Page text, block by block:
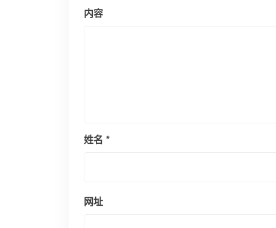
内容
姓名 *
网址